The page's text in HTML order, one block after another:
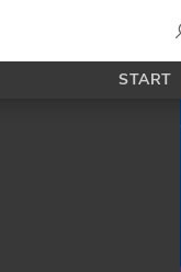
START